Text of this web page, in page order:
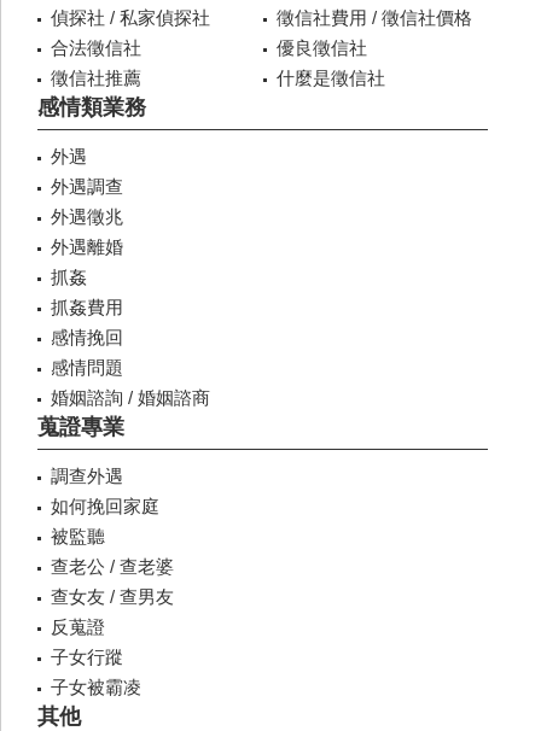
偵探社 / 私家偵探社
徵信社費用 / 徵信社價格
合法徵信社
優良徵信社
徵信社推薦
什麼是徵信社
感情類業務
外遇
外遇調查
外遇徵兆
外遇離婚
抓姦
抓姦費用
感情挽回
感情問題
婚姻諮詢 / 婚姻諮商
蒐證專業
調查外遇
如何挽回家庭
被監聽
查老公 / 查老婆
查女友 / 查男友
反蒐證
子女行蹤
子女被霸凌
其他